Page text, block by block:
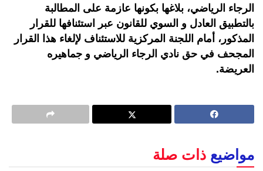
الرجاء الرياضي، بلاغها بكونها عازمة على المطالبة
بالتطبيق العادل و السوي للقانون عبر استئنافها للقرار
المذكور، أمام اللجنة المركزية للاستئناف لإلغاء هذا القرار
المجحف في حق نادي الرجاء الرياضي و جماهيره
العريضة.
مواضيع ذات صلة